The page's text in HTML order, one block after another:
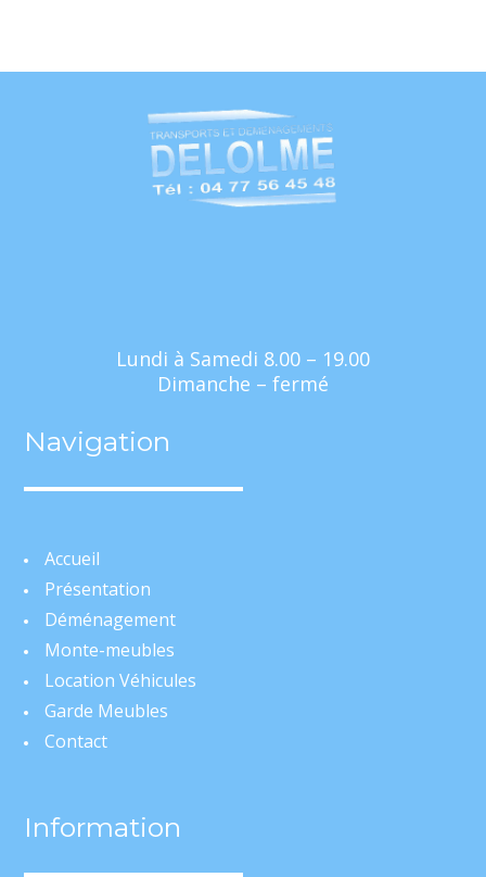
Lundi à Samedi 8.00 – 19.00
Dimanche – fermé
Navigation
Accueil
Présentation
Déménagement
Monte-meubles
Location Véhicules
Garde Meubles
Contact
Information